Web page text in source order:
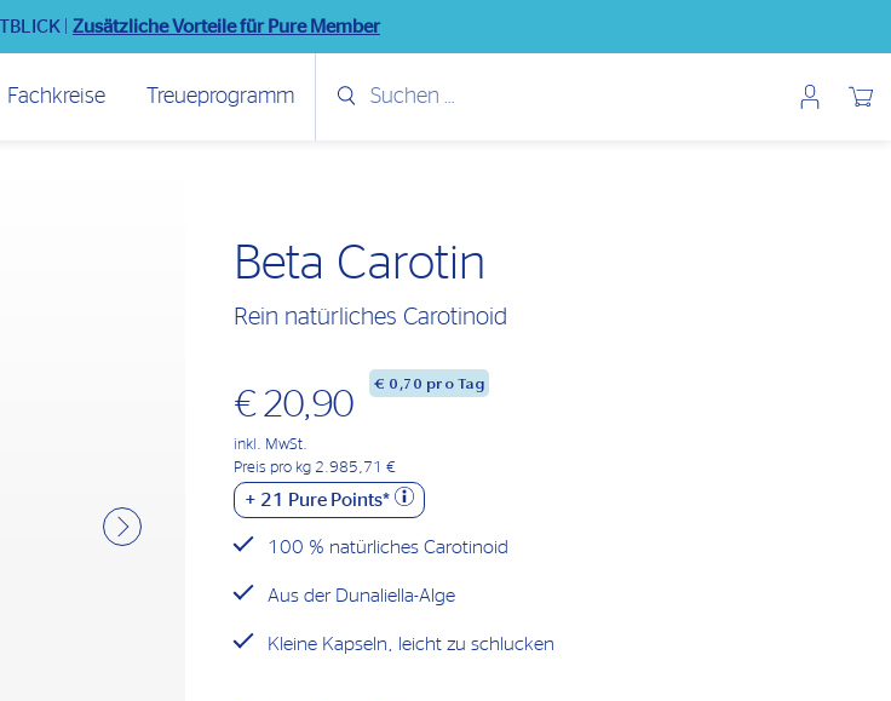
Zusätzliche Vorteile für Pure Member
Fachkreise Treueprogramm
Beta Carotin
Rein natürliches Carotinoid
€ 20,90
€ 0,70 pro Tag
inkl. MwSt.
Preis pro kg 2.985,71 €
+ 21 Pure Points*
100 % natürliches Carotinoid
Aus der Dunaliella-Alge
Kleine Kapseln, leicht zu schlucken